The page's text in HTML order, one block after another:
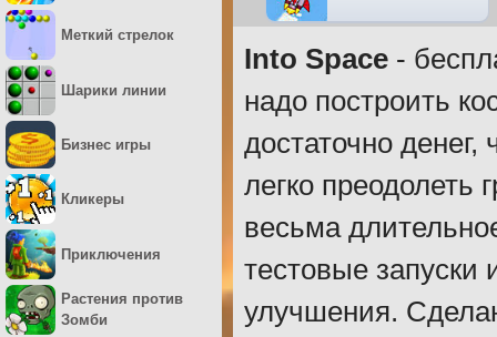
Into Space -
надо построить
достаточно
легко преодолеть
весьма
тестовые запуски
улучшения.
Меткий стрелок
Шарики линии
Бизнес игры
Кликеры
Приключения
Растения против
Зомби